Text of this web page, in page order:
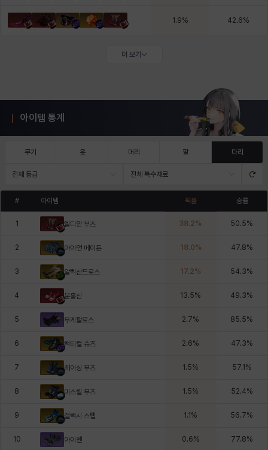
1.9% 42.6%
더 보기
아이템 통계
무기 옷 머리 팔 다리
전체 등급 전체 특수재료
# 아이템 픽률 승률
1 엘디안 부츠 38.2% 50.5%
2 아이언 메이든 18.0% 47.8%
3 알렉산드로스 17.2% 54.3%
4 분홍신 13.5% 49.3%
5 부케팔로스 2.7% 85.5%
6 택티컬 슈즈 2.6% 47.3%
7 레이싱 부츠 1.5% 57.1 %
8 미스릴 부츠 1.5% 52.4%
9 갤럭시 스텝 1.1 % 56.7%
10 아이젠 0.6% 77.8%